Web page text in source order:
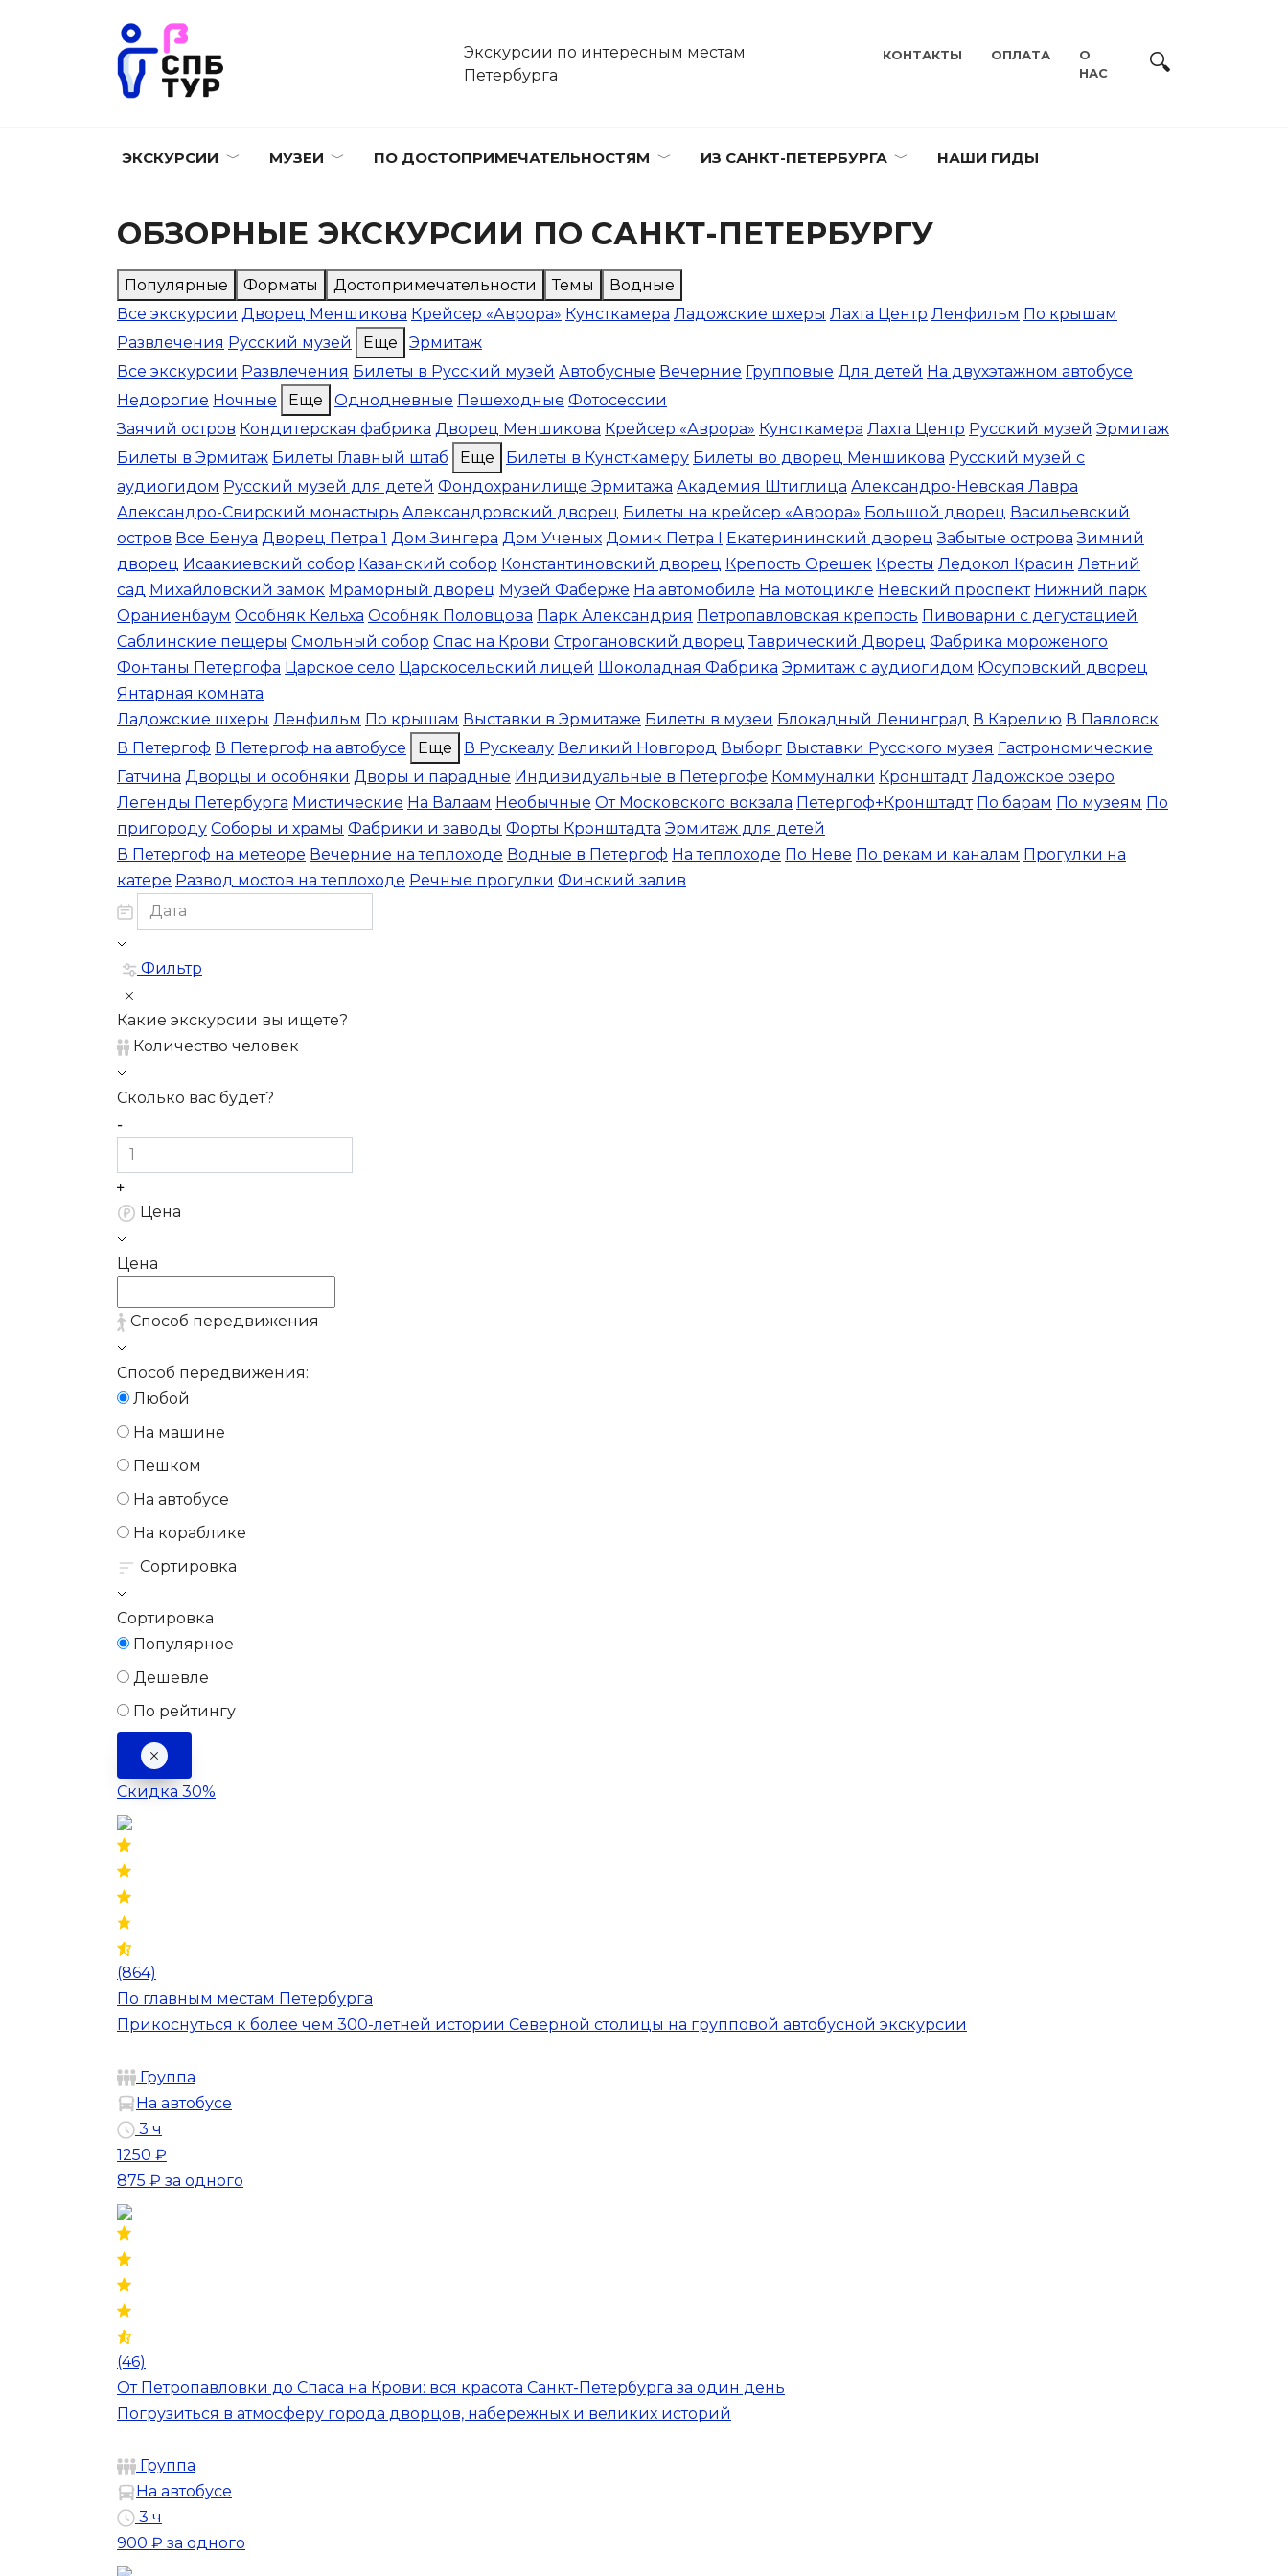
Экскурсии по интересным местам
Петербурга
КОНТАКТЫ ОПЛАТА
О
НАС
ЭКСКУРСИИ МУЗЕИ ПО ДОСТОПРИМЕЧАТЕЛЬНОСТЯМ ИЗ САНКТ-ПЕТЕРБУРГА НАШИ ГИДЫ
ОБЗОРНЫЕ ЭКСКУРСИИ ПО САНКТ-ПЕТЕРБУРГУ
Популярные Форматы Достопримечательности Темы
Водные
Все экскурсии Дворец Меншикова Крейсер «Аврора» Кунсткамера Ладожские шхеры Лахта Центр Ленфильм По крышам
Развлечения Русский музей Еще
Эрмитаж
Все экскурсии Развлечения Билеты в Русский музей Автобусные Вечерние Групповые Для детей На двухэтажном автобусе
Недорогие Ночные Еще Однодневные Пешеходные Фотосессии
Заячий остров Кондитерская фабрика Дворец Меншикова Крейсер «Аврора» Кунсткамера Лахта Центр Русский музей Эрмитаж
Билеты в Эрмитаж Билеты Главный штаб Еще Билеты в Кунсткамеру Билеты во дворец Меншикова Русский музей с
аудиогидом Русский музей для детей Фондохранилище Эрмитажа Академия Штиглица Александро-Невская Лавра
Александро-Свирский монастырь Александровский дворец Билеты на крейсер «Аврора» Большой дворец Васильевский
остров Все Бенуа Дворец Петра 1 Дом Зингера Дом Ученых Домик Петра I Екатерининский дворец Забытые острова Зимний
дворец Исаакиевский собор Казанский собор Константиновский дворец Крепость Орешек Кресты Ледокол Красин Летний
сад Михайловский замок Мраморный дворец Музей Фаберже На автомобиле На мотоцикле Невский проспект Нижний парк
Ораниенбаум Особняк Кельха Особняк Половцова Парк Александрия Петропавловская крепость Пивоварни с дегустацией
Саблинские пещеры Смольный собор Спас на Крови Строгановский дворец Таврический Дворец Фабрика мороженого
Фонтаны Петергофа Царское село Царскосельский лицей Шоколадная Фабрика Эрмитаж с аудиогидом Юсуповский дворец
Янтарная комната
Ладожские шхеры Ленфильм По крышам Выставки в Эрмитаже Билеты в музеи Блокадный Ленинград В Карелию В Павловск
В Петергоф В Петергоф на автобусе Еще В Рускеалу Великий Новгород Выборг Выставки Русского музея Гастрономические
Гатчина Дворцы и особняки Дворы и парадные Индивидуальные в Петергофе Коммуналки Кронштадт Ладожское озеро
Легенды Петербурга Мистические На Валаам Необычные От Московского вокзала Петергоф+Кронштадт По барам По музеям По
пригороду Соборы и храмы Фабрики и заводы Форты Кронштадта Эрмитаж для детей
В Петергоф на метеоре Вечерние на теплоходе Водные в Петергоф На теплоходе По Неве По рекам и каналам Прогулки на
катере Развод мостов на теплоходе Речные прогулки Финский залив
Фильтр
Какие экскурсии вы ищете?
Количество человек
Сколько вас будет?
Цена
Цена
Способ передвижения
Способ передвижения:
Любой
На машине
Пешком
На автобусе
На кораблике
Сортировка
Сортировка
Популярное
Дешевле
По рейтингу
Скидка 30%
(864)
По главным местам Петербурга
Прикоснуться к более чем 300-летней истории Северной столицы на групповой автобусной экскурсии
Группа
На автобусе
3 ч
1250 ₽
875 ₽ за одного
(46)
От Петропавловки до Спаса на Крови: вся красота Санкт-Петербурга за один день
Погрузиться в атмосферу города дворцов, набережных и великих историй
Группа
На автобусе
3 ч
900 ₽ за одного